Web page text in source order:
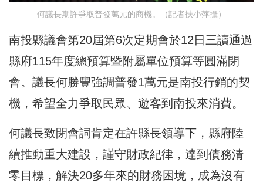
何議長期許爭取普發萬元的商機。（記者扶小萍攝）
南投縣議會第20屆第6次定期會於12日三讀通過
縣府115年度總預算暨附屬單位預算等圓滿閉
會。議長何勝豐強調普發1萬元是南投行銷的契
機，希望全力爭取民眾、遊客到南投來消費。
何議長致閉會詞肯定在許縣長領導下，縣府陸
續推動重大建設，謹守財政紀律，達到債務清
零目標，解決20多年來的財務困境，成為沒有